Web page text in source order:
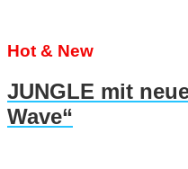
Hot & New
JUNGLE mit
Wave“